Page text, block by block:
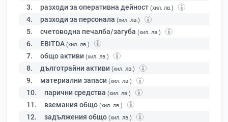
3. разходи за оперативна дейност (хил. лв.)
4. разходи за персонала (хил. лв.)
5. счетоводна печалба/загуба (хил. лв.)
6. EBITDA (хил. лв.)
7. общо активи (хил. лв.)
8. дълготрайни активи (хил. лв.)
9. материални запаси (хил. лв.)
10. парични средства (хил. лв.)
11. вземания общо (хил. лв.)
12. задължения общо (хил. лв.)